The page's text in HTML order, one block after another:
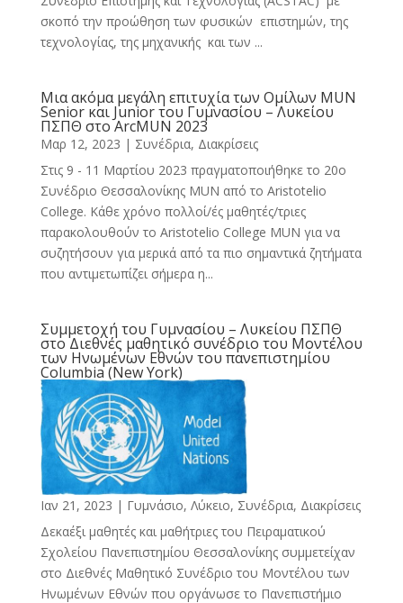
σκοπό την προώθηση των φυσικών επιστημών, της
τεχνολογίας, της μηχανικής και των ...
Μια ακόμα μεγάλη επιτυχία των Ομίλων MUN
Senior και Junior του Γυμνασίου – Λυκείου
ΠΣΠΘ στο ArcMUN 2023
Μαρ 12, 2023 | Συνέδρια, Διακρίσεις
Στις 9 - 11 Μαρτίου 2023 πραγματοποιήθηκε το 20ο
Συνέδριο Θεσσαλονίκης MUN από το Aristotelio
College. Κάθε χρόνο πολλοί/ές μαθητές/τριες
παρακολουθούν το Aristotelio College MUN για να
συζητήσουν για μερικά από τα πιο σημαντικά ζητήματα
που αντιμετωπίζει σήμερα η...
Συμμετοχή του Γυμνασίου – Λυκείου ΠΣΠΘ
στο Διεθνές μαθητικό συνέδριο του Μοντέλου
των Ηνωμένων Εθνών του πανεπιστημίου
Columbia (New York)
Ιαν 21, 2023 | Γυμνάσιο, Λύκειο, Συνέδρια, Διακρίσεις
Δεκαέξι μαθητές και μαθήτριες του Πειραματικού
Σχολείου Πανεπιστημίου Θεσσαλονίκης συμμετείχαν
στο Διεθνές Μαθητικό Συνέδριο του Μοντέλου των
Ηνωμένων Εθνών που οργάνωσε το Πανεπιστήμιο